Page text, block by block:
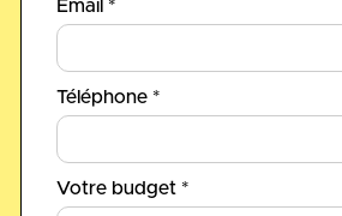
Email *
Téléphone *
Votre budget *